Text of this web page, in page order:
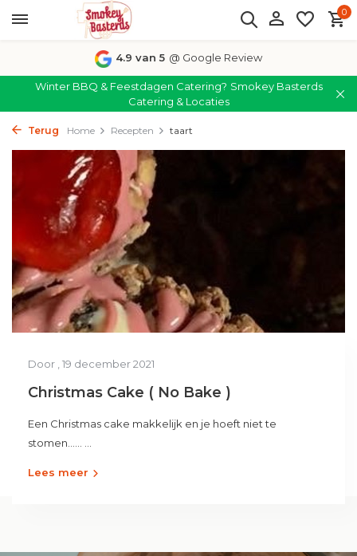
0
4.9 van 5 @ Google Review
Winter BBQ & Feestdagen Catering? Smokey Basterds
Catering & Locaties
Terug Home Recepten taart
Door , 19 december 2021
Christmas Cake ( No Bake )
Een Christmas cake makkelijk en je hoeft niet te
stomen...... ...
Lees meer